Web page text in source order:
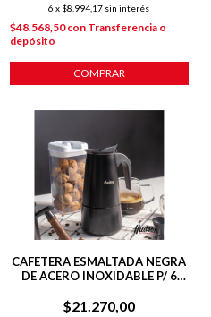
6 x $8.994,17 sin interés
$48.568,50con Transferencia o
depósito
COMPRAR
CAFETERA ESMALTADA NEGRA
DE ACERO INOXIDABLE P/ 6
$21.270,00